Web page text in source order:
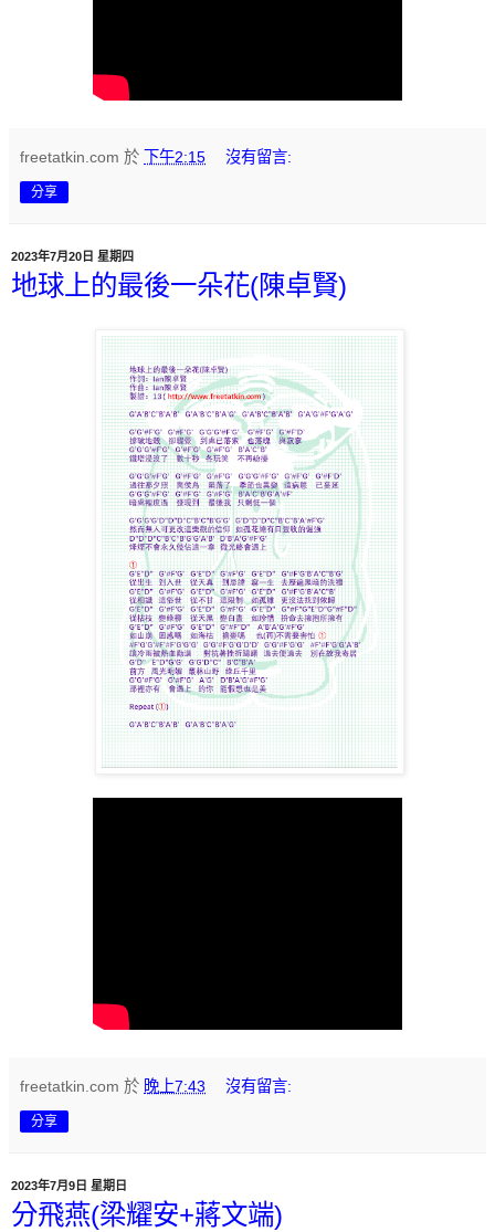
freetatkin.com 於 下午2:15 沒有留言:
分享
2023年7月20日 星期四
地球上的最後一朵花(陳卓賢)
freetatkin.com 於 晚上7:43 沒有留言:
分享
2023年7月9日 星期日
分飛燕(梁耀安+蔣文端)